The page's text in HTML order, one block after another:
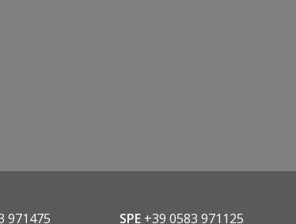
971475 SPE +39 0583 971125